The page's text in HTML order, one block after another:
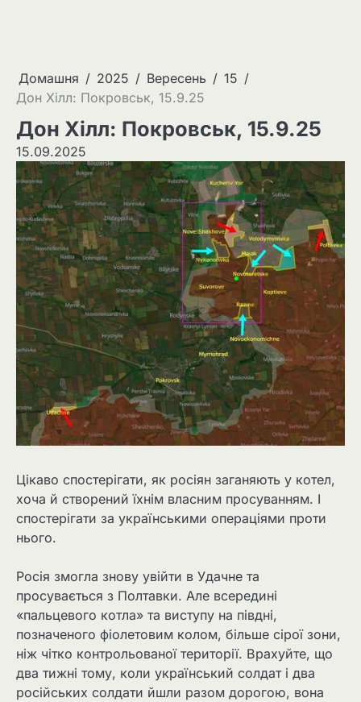
Домашня 2025 Вересень
15
Дон Хілл: Покровськ, 15.9.25
Дон Хілл: Покровськ, 15.9.25
15.09.2025
Цікаво спостерігати, як росіян заганяють у котел,
хоча й створений їхнім власним просуванням. І
спостерігати за українськими операціями проти
нього.
Росія змогла знову увійти в Удачне та
просувається з Полтавки. Але всередині
«пальцевого котла» та виступу на півдні,
позначеного фіолетовим колом, більше сірої зони,
ніж чітко контрольованої території. Врахуйте, що
два тижні тому, коли український солдат і два
російських солдати йшли разом дорогою, вона